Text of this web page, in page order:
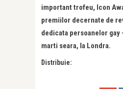
important trofeu, Icon
premiilor decernate de
dedicata persoanelor gay
marti seara, la Londra.
Distribuie: